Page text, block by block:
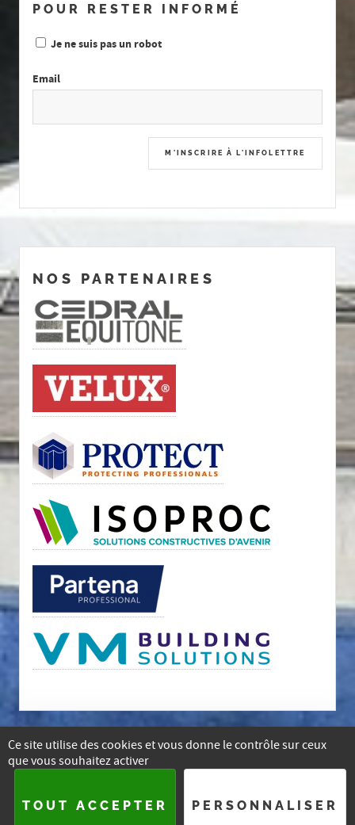
Ce site utilise des cookies et vous donne le contrôle sur ceux
que vous souhaitez activer
TOUT ACCEPTER PERSONNALISER
POUR RESTER INFORMÉ
Je ne suis pas un robot
Email
NOS PARTENAIRES
E-mailFacebookInstagramLinkedin